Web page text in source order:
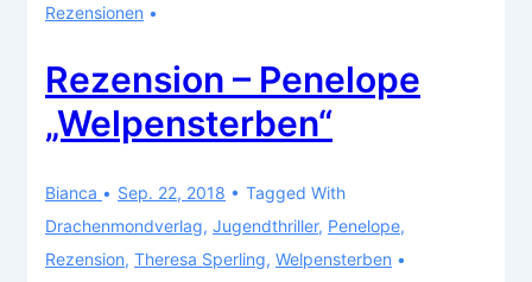
Rezensionen
Rezension – Penelope
„Welpensterben“
Bianca Sep. 22, 2018
Tagged With
Drachenmondverlag, Jugendthriller, Penelope,
Rezension, Theresa Sperling, Welpensterben